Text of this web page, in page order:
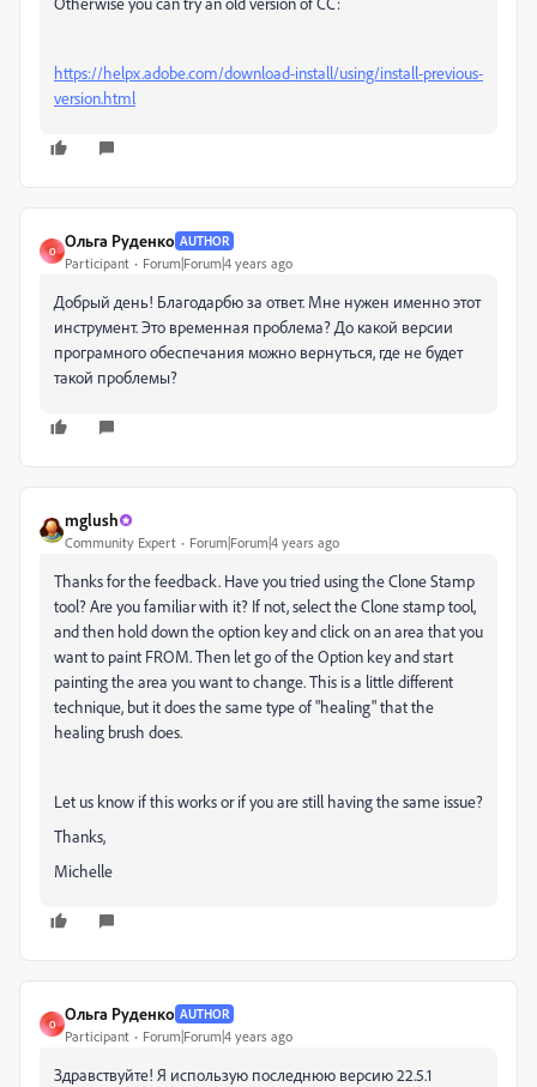
https://helpx.adobe.com/download-install/using/install-previous-
version.html
О
Ольга Руденко AUTHOR
Participant Forum|Forum|4 years ago
Добрый день! Благодарбю за ответ. Мне нужен именно этот
инструмент. Это временная проблема? До какой версии
програмного обеспечания можно вернуться, где не будет
такой проблемы?
mglush
Community Expert Forum|Forum|4 years ago
Thanks for the feedback. Have you tried using the Clone Stamp
tool? Are you familiar with it? If not, select the Clone stamp tool,
and then hold down the option key and click on an area that you
want to paint FROM. Then let go of the Option key and start
painting the area you want to change. This is a little different
technique, but it does the same type of "healing" that the
healing brush does.
Let us know if this works or if you are still having the same issue?
Thanks,
Michelle
О
Ольга Руденко AUTHOR
Participant Forum|Forum|4 years ago
Здравствуйте! Я использую последнюю версию 22.5.1